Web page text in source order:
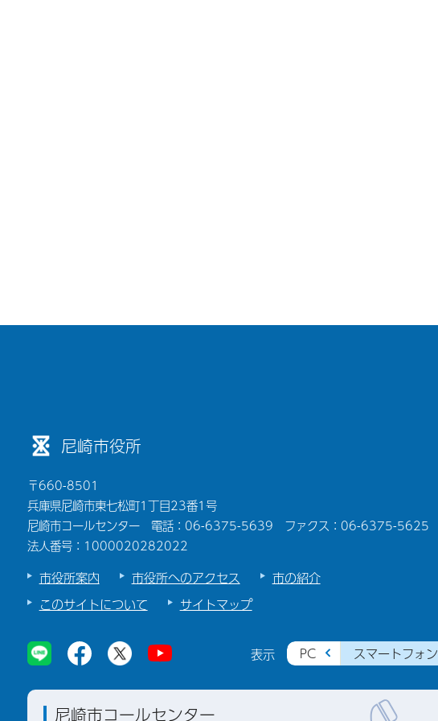
尼崎市役所
〒660-8501
兵庫県尼崎市東七松町1丁目23番1号
尼崎市コールセンター 電話：06-6375-5639 ファクス：06-6375-5625
法人番号：1000020282022
市役所案内 市役所へのアクセス
市の紹介
このサイトについて
サイトマップ
表示 PC スマートフォン
尼崎市コールセンター